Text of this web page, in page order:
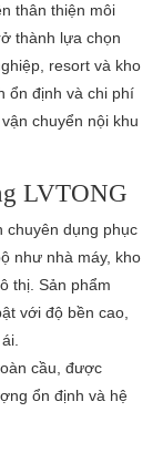
thân thiện môi
thành lựa chọn
resort và kho
ổn định và chi phí
chuyển nội khu
LVTONG
chuyên dụng phục
như nhà máy, kho
thị. Sản phẩm
với độ bền cao,
cầu, được
ổn định và hệ